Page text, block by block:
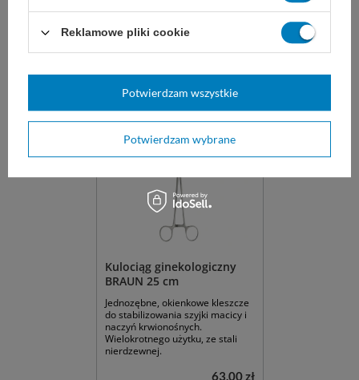
uczulonych na lateks.
DO KOSZYKA
6,70 zł 2,20 zł - 2,30 zł
Kulociąg ginekologiczny
BRAUN 25 cm
Jednozębne, okienkowe kleszcze
do stabilizowania szyjki macicy i
naczyń krwionośnych.
Wielokrotnego użytku, ze stali
nierdzewnej.
63,00 zł
Reklamowe pliki cookie
Potwierdzam wybrane
Potwierdzam wszystkie